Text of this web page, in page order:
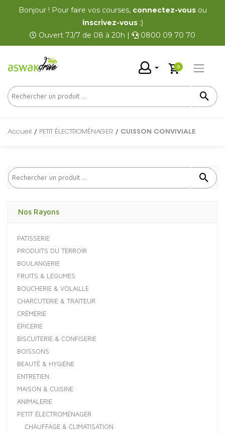
Bonjour ! Pour faire vos courses, connectez-vousou
inscrivez-vous:)
Ouvert 7J/7 de 08 à 20h |
0800 09 70 70
0
Accueil / PETIT ÉLECTROMÉNAGER / CUISSON CONVIVIALE
Nos Rayons
PATISSERIE
PRODUITS DU TERROIR
BOULANGERIE
FRUITS & LÉGUMES
BOUCHERIE & VOLAILLE
CHARCUTERIE & TRAITEUR
CRÈMERIE
ÉPICERIE
BISCUITERIE & CONFISERIE
BOISSONS
BEAUTÉ & HYGIÈNE
ENTRETIEN
MAISON & CUISINE
ANIMALERIE
PETIT ÉLECTROMÉNAGER
CHAUFFAGE & CLIMATISATION